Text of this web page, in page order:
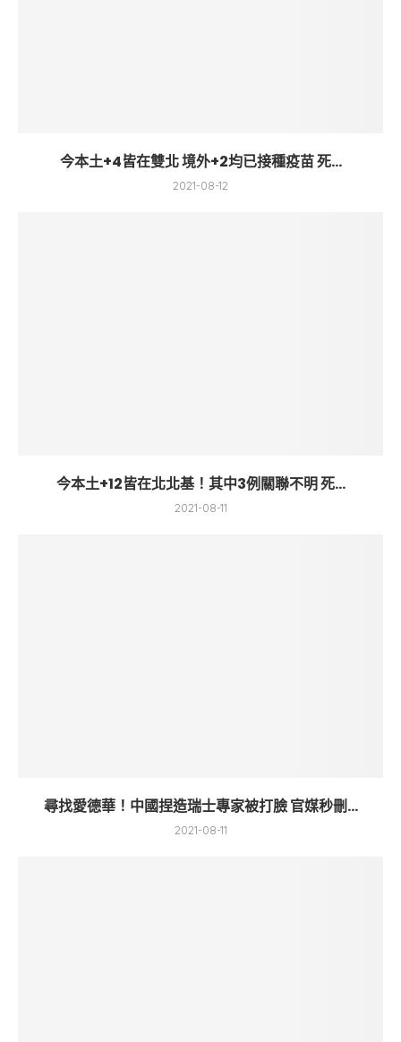
今本土+4皆在雙北 境外+2均已接種疫苗 死...
2021-08-12
今本土+12皆在北北基！其中3例關聯不明 死...
2021-08-11
尋找愛德華！中國捏造瑞士專家被打臉 官媒秒刪...
2021-08-11